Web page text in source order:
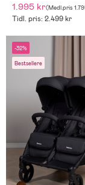
1.995 kr(Medl.pris
Tidl. pris: 2.499 kr
-32%
Bestsellere